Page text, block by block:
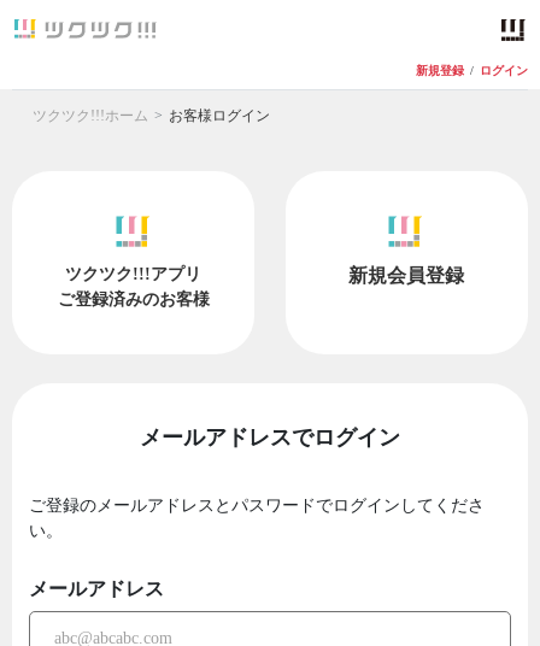
新規登録 / ログイン
ツクツク!!!ホーム お客様ログイン
ツクツク!!!アプリ
ご登録済みのお客様
新規会員登録
メールアドレスでログイン
ご登録のメールアドレスとパスワードでログインしてくださ
い。
メールアドレス